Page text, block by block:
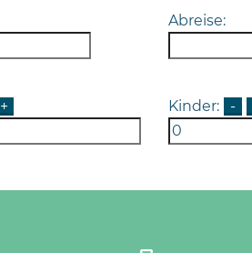
Abreise:
+ Kinder: -